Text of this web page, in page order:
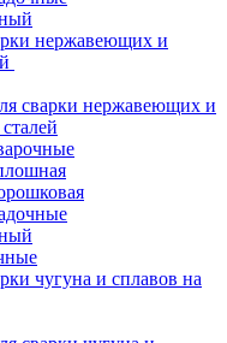
нержавеющих и
сварки нержавеющих и
чугуна и сплавов на